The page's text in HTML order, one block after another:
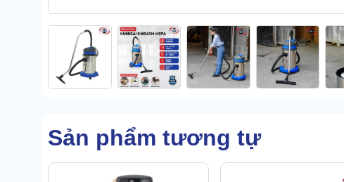
Sản phẩm tương tự